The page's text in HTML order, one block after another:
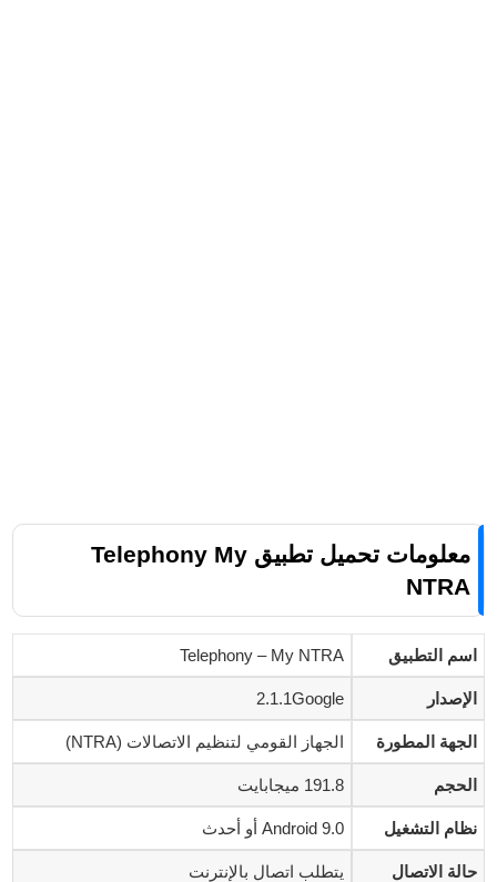
معلومات تحميل تطبيق Telephony My
NTRA
اسم التطبيق Telephony – My NTRA
الإصدار 2.1.1Google
الجهة المطورة الجهاز القومي لتنظيم الاتصالات (NTRA)
الحجم 191.8 ميجابايت
نظام التشغيل Android 9.0 أو أحدث
حالة الاتصال يتطلب اتصال بالإنترنت